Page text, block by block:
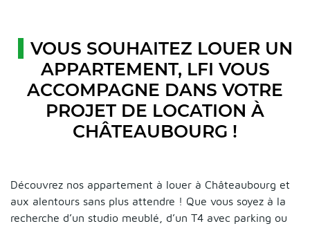
VOUS SOUHAITEZ LOUER UN
APPARTEMENT, LFI VOUS
ACCOMPAGNE DANS VOTRE
PROJET DE LOCATION À
CHÂTEAUBOURG !
Découvrez nos appartement à louer à Châteaubourg et
aux alentours sans plus attendre ! Que vous soyez à la
recherche d’un studio meublé, d’un T4 avec parking ou